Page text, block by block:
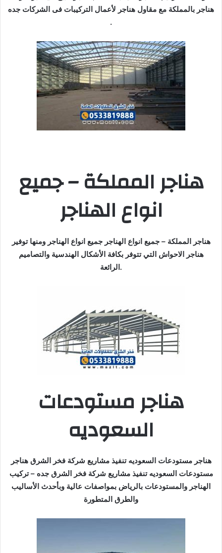
هناجر بالمملكة مع مقاول هناجر لأعمال التركيبات فى الشركات جده
.
هناجر المملكة – جميع
انواع الهناجر
هناجر المملكة – جميع انواع الهناجر جميع انواع الهناجر ومنها توفير
هناجر الاحواش التي تتوفر بكافة الأشكال الهندسية والتصاميم
الرائعة.
هناجر مستودعات
السعوديه
هناجر مستودعات السعوديه تنفيذ مشاريع شركة فخر الشرق هناجر
مستودعات السعوديه تنفيذ مشاريع شركة فخر الشرق جده – تركيب
الهناجر والمستودعات بالرياض بمواصفات عالية وبأحدث الأساليب
والطرق المتطورة